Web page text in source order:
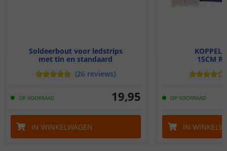
Soldeerbout voor ledstrips
met tin en standaard
(26 reviews)
OP VOORRAAD 19,95
IN WINKELWAGEN
15CM
OP VOORRAAD
IN